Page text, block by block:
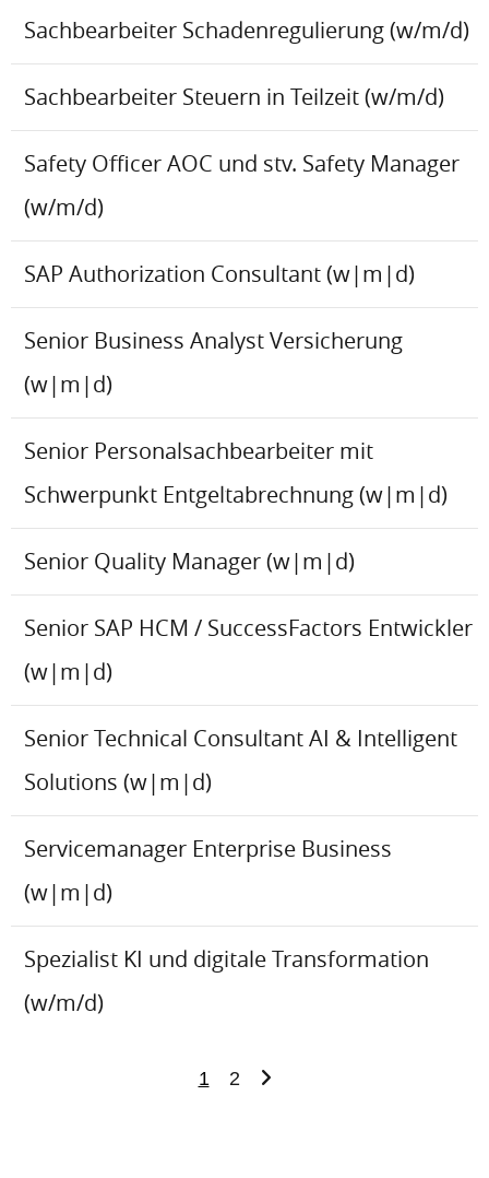
Sachbearbeiter Schadenregulierung (w/m/d)
Sachbearbeiter Steuern in Teilzeit (w/m/d)
Safety Officer AOC und stv. Safety Manager
(w/m/d)
SAP Authorization Consultant (w|m|d)
Senior Business Analyst Versicherung
(w|m|d)
Senior Personalsachbearbeiter mit
Schwerpunkt Entgeltabrechnung (w|m|d)
Senior Quality Manager (w|m|d)
Senior SAP HCM / SuccessFactors Entwickler
(w|m|d)
Senior Technical Consultant AI & Intelligent
Solutions (w|m|d)
Servicemanager Enterprise Business
(w|m|d)
Spezialist KI und digitale Transformation
(w/m/d)
1 2